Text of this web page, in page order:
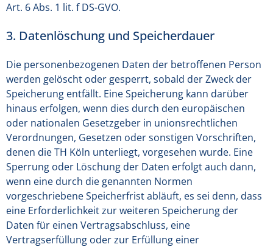
Art. 6 Abs. 1 lit. f DS-GVO.
3. Datenlöschung und Speicherdauer
Die personenbezogenen Daten der betroffenen Person
werden gelöscht oder gesperrt, sobald der Zweck der
Speicherung entfällt. Eine Speicherung kann darüber
hinaus erfolgen, wenn dies durch den europäischen
oder nationalen Gesetzgeber in unionsrechtlichen
Verordnungen, Gesetzen oder sonstigen Vorschriften,
denen die TH Köln unterliegt, vorgesehen wurde. Eine
Sperrung oder Löschung der Daten erfolgt auch dann,
wenn eine durch die genannten Normen
vorgeschriebene Speicherfrist abläuft, es sei denn, dass
eine Erforderlichkeit zur weiteren Speicherung der
Daten für einen Vertragsabschluss, eine
Vertragserfüllung oder zur Erfüllung einer